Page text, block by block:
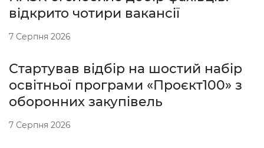
відкрито чотири вакансії
7 Серпня 2026
Стартував відбір на шостий набір
освітньої програми «Проєкт100» з
оборонних закупівель
7 Серпня 2026